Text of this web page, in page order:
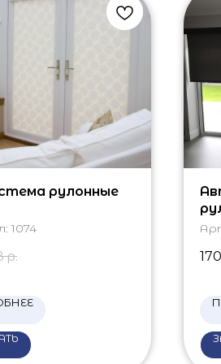
рулонные
1074
р. 170